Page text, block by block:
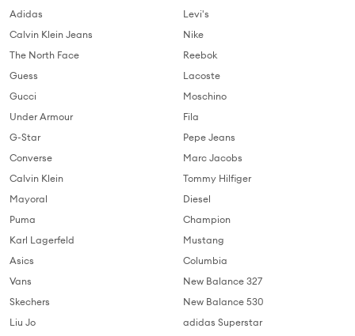
Adidas
Calvin Klein Jeans
The North Face
Guess
Gucci
Under Armour
G-Star
Converse
Calvin Klein
Mayoral
Puma
Karl Lagerfeld
Asics
Vans
Skechers
Liu Jo
Levi's
Nike
Reebok
Lacoste
Moschino
Fila
Pepe Jeans
Marc Jacobs
Tommy Hilfiger
Diesel
Champion
Mustang
Columbia
New Balance 327
New Balance 530
adidas Superstar